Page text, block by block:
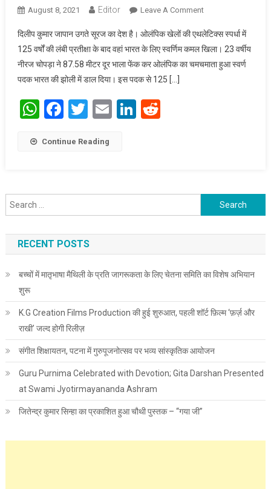
August 8, 2021 Editor Leave A CommentOn नीरज चोपड़ा:
खिला स्वर्णिम कमल
दिलीप कुमार जापान उगते सूरज का देश है। ओलंपिक खेलों की एथलेटिक्स स्पर्धा में
125 वर्षों की लंबी प्रतीक्षा के बाद वहां भारत के लिए स्वर्णिम कमल खिला। 23 वर्षीय
नीरज चोपड़ा ने 87.58 मीटर दूर भाला फेंक कर ओलंपिक का चमचमाता हुआ स्वर्ण
पदक भारत की झोली में डाल दिया। इस पदक से 125 […]
WhatsApp
Facebook
Twitter
EmailLinkedIn
Reddit
Continue Reading
Search for:
RECENT POSTS
बच्चों में मातृभाषा मैथिली के प्रति जागरूकता के लिए चेतना समिति का विशेष अभियान
शुरू
K.G Creation Films Production की हुई शुरुआत, पहली शॉर्ट फ़िल्म ‘फ़र्ज़ और
राखी’ जल्द होगी रिलीज़
संगीत शिक्षायतन, पटना में गुरुपूजनोत्सव पर भव्य सांस्कृतिक आयोजन
Guru Purnima Celebrated with Devotion; Gita Darshan Presented
at Swami Jyotirmayananda Ashram
जितेन्द्र कुमार सिन्हा का प्रकाशित हुआ चौथी पुस्तक – “गया जी”